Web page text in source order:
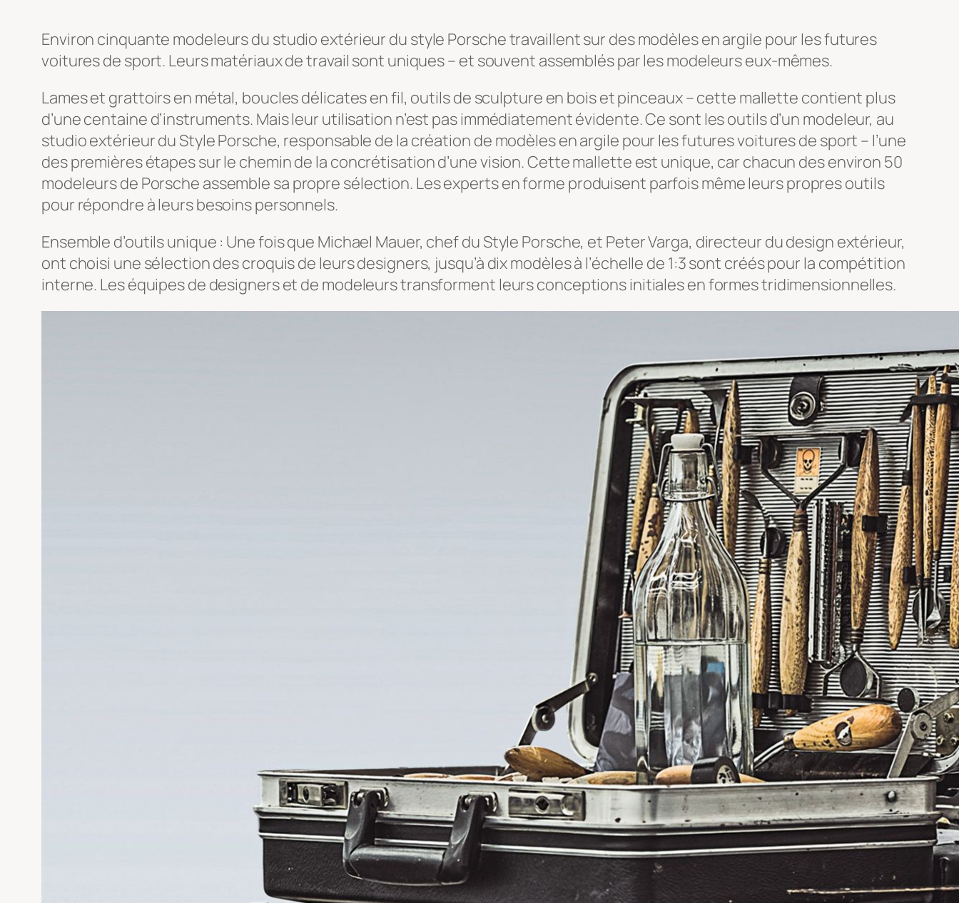
Environ cinquante modeleurs du studio extérieur du style Porsche travaillent sur des modèles en argile pour les futures
voitures de sport. Leurs matériaux de travail sont uniques – et souvent assemblés par les modeleurs eux-mêmes.
Lames et grattoirs en métal, boucles délicates en fil, outils de sculpture en bois et pinceaux – cette mallette contient plus
d’une centaine d’instruments. Mais leur utilisation n’est pas immédiatement évidente. Ce sont les outils d’un modeleur, au
studio extérieur du Style Porsche, responsable de la création de modèles en argile pour les futures voitures de sport – l’une
des premières étapes sur le chemin de la concrétisation d’une vision. Cette mallette est unique, car chacun des environ 50
modeleurs de Porsche assemble sa propre sélection. Les experts en forme produisent parfois même leurs propres outils
pour répondre à leurs besoins personnels.
Ensemble d’outils unique : Une fois que Michael Mauer, chef du Style Porsche, et Peter Varga, directeur du design extérieur,
ont choisi une sélection des croquis de leurs designers, jusqu’à dix modèles à l’échelle de 1:3 sont créés pour la compétition
interne. Les équipes de designers et de modeleurs transforment leurs conceptions initiales en formes tridimensionnelles.